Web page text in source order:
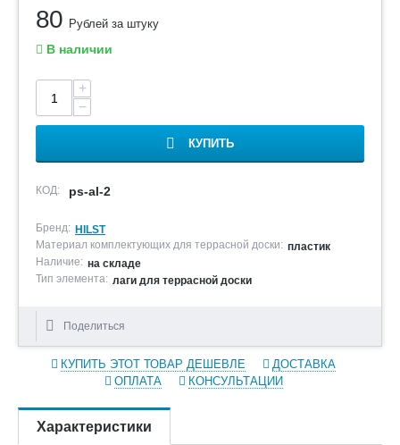
80 Рублей за штуку
В наличии
+
−
КУПИТЬ
КОД: ps-al-2
Бренд: HILST
Материал комплектующих для террасной доски: пластик
Наличие: на складе
Тип элемента: лаги для террасной доски
Поделиться
КУПИТЬ ЭТОТ ТОВАР ДЕШЕВЛЕ
ДОСТАВКА
ОПЛАТА
КОНСУЛЬТАЦИИ
Характеристики